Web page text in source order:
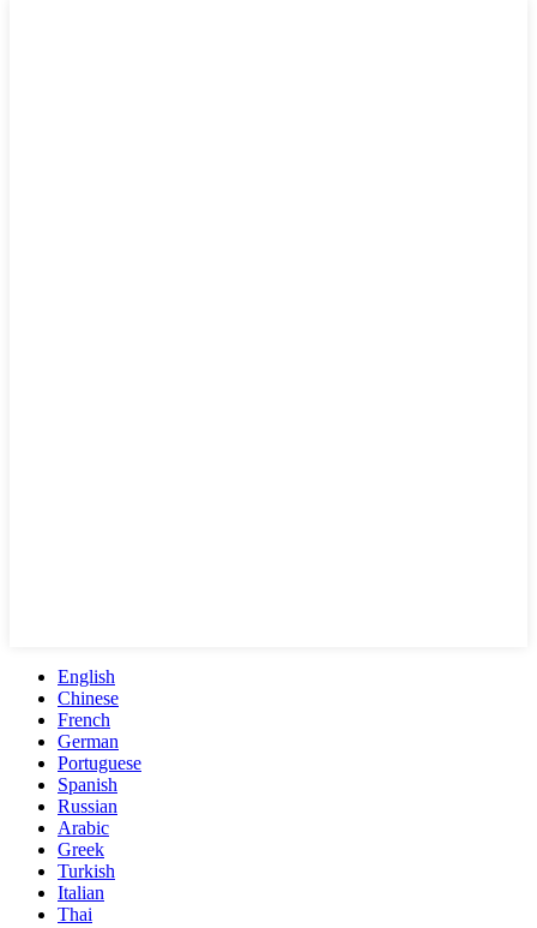
English
Chinese
French
German
Portuguese
Spanish
Russian
Arabic
Greek
Turkish
Italian
Thai